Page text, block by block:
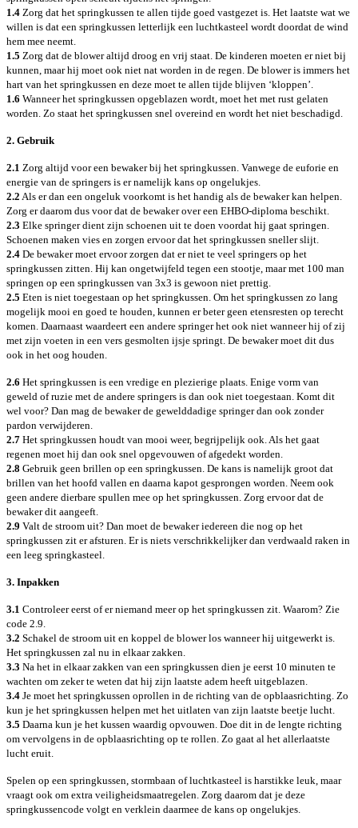
1.4 Zorg dat het springkussen te allen tijde goed vastgezet is. Het laatste wat we
willen is dat een springkussen letterlijk een luchtkasteel wordt doordat de wind
hem mee neemt.
1.5 Zorg dat de blower altijd droog en vrij staat. De kinderen moeten er niet bij
kunnen, maar hij moet ook niet nat worden in de regen. De blower is immers het
hart van het springkussen en deze moet te allen tijde blijven ‘kloppen’.
1.6 Wanneer het springkussen opgeblazen wordt, moet het met rust gelaten
worden. Zo staat het springkussen snel overeind en wordt het niet beschadigd.
2. Gebruik
2.1 Zorg altijd voor een bewaker bij het springkussen. Vanwege de euforie en
energie van de springers is er namelijk kans op ongelukjes.
2.2 Als er dan een ongeluk voorkomt is het handig als de bewaker kan helpen.
Zorg er daarom dus voor dat de bewaker over een EHBO-diploma beschikt.
2.3 Elke springer dient zijn schoenen uit te doen voordat hij gaat springen.
Schoenen maken vies en zorgen ervoor dat het springkussen sneller slijt.
2.4 De bewaker moet ervoor zorgen dat er niet te veel springers op het
springkussen zitten. Hij kan ongetwijfeld tegen een stootje, maar met 100 man
springen op een springkussen van 3x3 is gewoon niet prettig.
2.5 Eten is niet toegestaan op het springkussen. Om het springkussen zo lang
mogelijk mooi en goed te houden, kunnen er beter geen etensresten op terecht
komen. Daarnaast waardeert een andere springer het ook niet wanneer hij of zij
met zijn voeten in een vers gesmolten ijsje springt. De bewaker moet dit dus
ook in het oog houden.
2.6 Het springkussen is een vredige en plezierige plaats. Enige vorm van
geweld of ruzie met de andere springers is dan ook niet toegestaan. Komt dit
wel voor? Dan mag de bewaker de gewelddadige springer dan ook zonder
pardon verwijderen.
2.7 Het springkussen houdt van mooi weer, begrijpelijk ook. Als het gaat
regenen moet hij dan ook snel opgevouwen of afgedekt worden.
2.8 Gebruik geen brillen op een springkussen. De kans is namelijk groot dat
brillen van het hoofd vallen en daarna kapot gesprongen worden. Neem ook
geen andere dierbare spullen mee op het springkussen. Zorg ervoor dat de
bewaker dit aangeeft.
2.9 Valt de stroom uit? Dan moet de bewaker iedereen die nog op het
springkussen zit er afsturen. Er is niets verschrikkelijker dan verdwaald raken in
een leeg springkasteel.
3. Inpakken
3.1 Controleer eerst of er niemand meer op het springkussen zit. Waarom? Zie
code 2.9.
3.2 Schakel de stroom uit en koppel de blower los wanneer hij uitgewerkt is.
Het springkussen zal nu in elkaar zakken.
3.3 Na het in elkaar zakken van een springkussen dien je eerst 10 minuten te
wachten om zeker te weten dat hij zijn laatste adem heeft uitgeblazen.
3.4 Je moet het springkussen oprollen in de richting van de opblaasrichting. Zo
kun je het springkussen helpen met het uitlaten van zijn laatste beetje lucht.
3.5 Daarna kun je het kussen waardig opvouwen. Doe dit in de lengte richting
om vervolgens in de opblaasrichting op te rollen. Zo gaat al het allerlaatste
lucht eruit.
Spelen op een springkussen, stormbaan of luchtkasteel is harstikke leuk, maar
vraagt ook om extra veiligheidsmaatregelen. Zorg daarom dat je deze
springkussencode volgt en verklein daarmee de kans op ongelukjes.